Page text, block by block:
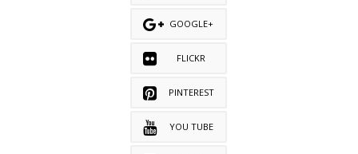
GOOGLE+
FLICKR
PINTEREST
YOU TUBE